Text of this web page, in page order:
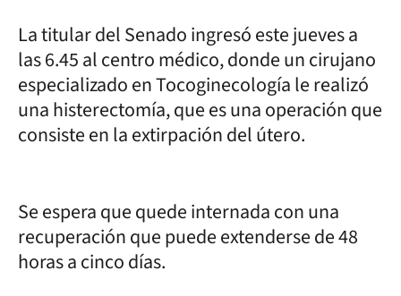
La titular del Senado ingresó este jueves a
las 6.45 al centro médico, donde un cirujano
especializado en Tocoginecología le realizó
una histerectomía, que es una operación que
consiste en la extirpación del útero.
Se espera que quede internada con una
recuperación que puede extenderse de 48
horas a cinco días.